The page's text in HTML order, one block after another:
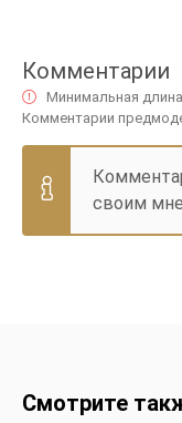
Комментарии
Минимальная
Комментарии
своим
Смотрите